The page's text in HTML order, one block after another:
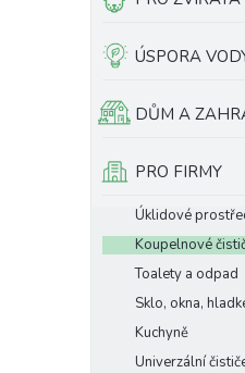
ÚSPORA
DŮM A
PRO FIRMY
Úklidové
Koupelnové
Toalety a odpad
Sklo, okna,
Kuchyně
Univerzální